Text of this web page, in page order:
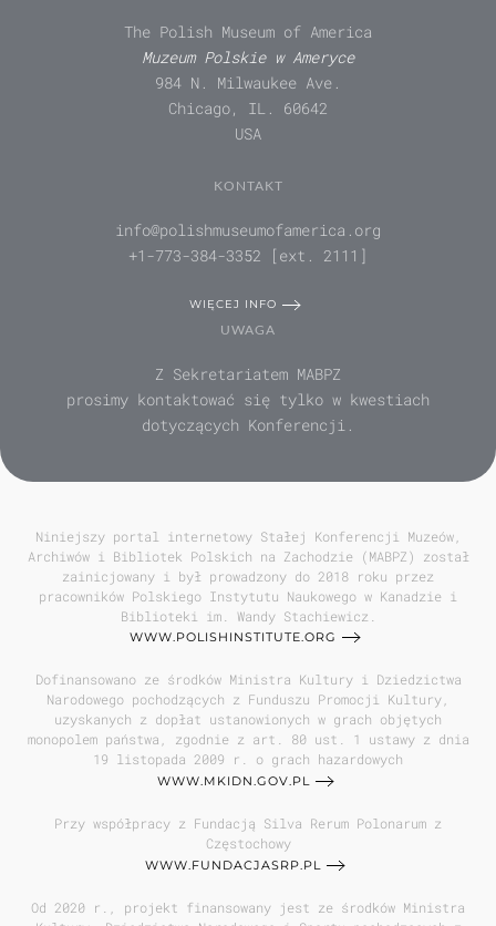
The Polish Museum of America
Muzeum Polskie w Ameryce
984 N. Milwaukee Ave.
Chicago, IL. 60642
USA
KONTAKT
info@polishmuseumofamerica.org
+1-773-384-3352 [ext. 2111]
WIĘCEJ INFO
UWAGA
Z Sekretariatem MABPZ
prosimy kontaktować się tylko w kwestiach
dotyczących Konferencji.
Niniejszy portal internetowy Stałej Konferencji Muzeów,
Archiwów i Bibliotek Polskich na Zachodzie (MABPZ) został
zainicjowany i był prowadzony do 2018 roku przez
pracowników Polskiego Instytutu Naukowego w Kanadzie i
Biblioteki im. Wandy Stachiewicz.
WWW.POLISHINSTITUTE.ORG
Dofinansowano ze środków Ministra Kultury i Dziedzictwa
Narodowego pochodzących z Funduszu Promocji Kultury,
uzyskanych z dopłat ustanowionych w grach objętych
monopolem państwa, zgodnie z art. 80 ust. 1 ustawy z dnia
19 listopada 2009 r. o grach hazardowych
WWW.MKIDN.GOV.PL
Przy współpracy z Fundacją Silva Rerum Polonarum z
Częstochowy
WWW.FUNDACJASRP.PL
Od 2020 r., projekt finansowany jest ze środków Ministra